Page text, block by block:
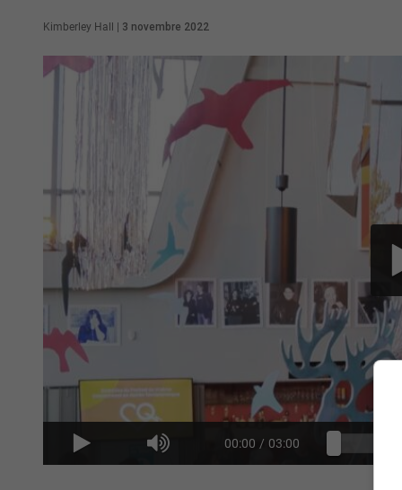
Kimberley Hall 3 novembre 2022
00:00 / 03:00